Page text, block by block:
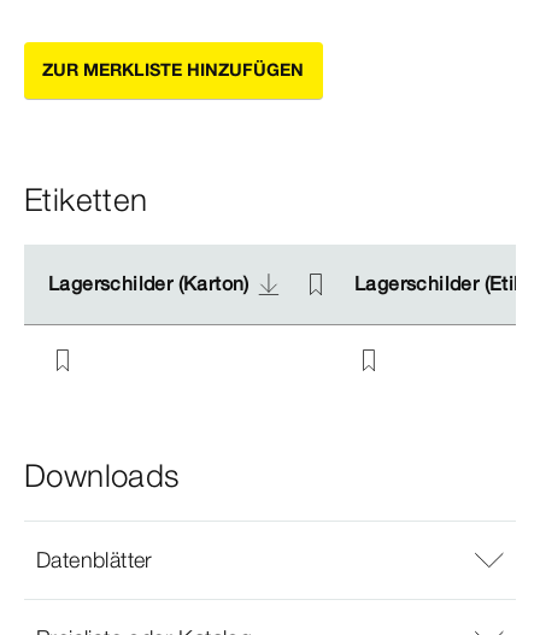
ZUR MERKLISTE HINZUFÜGEN
Etiketten
Lagerschilder (Karton) Lagerschilder
Lagerschilder (Karton) Lagerschilder
Downloads
Datenblätter